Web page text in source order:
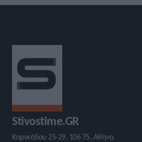
Stivostime.GR
Καρνεάδου 25-29, 106 75, Αθήνα